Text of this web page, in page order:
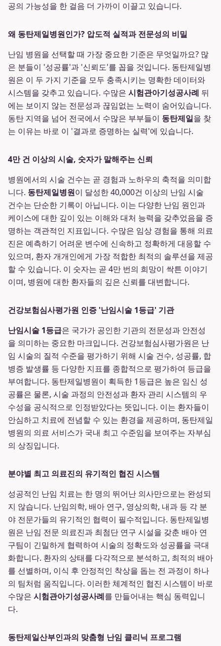
공의 가능성을 한 걸음 더 가까이 이끌고 있습니다.
왜 동탄제일병원인가? 압도적 실적과 전문성의 비밀
난임 병원을 선택할 때 가장 중요한 기준은 무엇일까요? 많
은 분들이 '성공률'과 '신뢰도'를 꼽을 것입니다. 동탄제일병
원은 이 두 가지 기준을 모두 충족시키는 명확한 데이터와
시스템을 갖추고 있습니다. 수많은 시험관아기성공사례 뒤
에는 보이지 않는 전문성과 끊임없는 노력이 숨어있습니다.
동탄 지역을 넘어 전국에서 수많은 부부들이 동탄제일을 찾
는 이유는 바로 이 '결과로 증명하는 실력'에 있습니다.
4만 건 이상의 시술, 숫자가 말해주는 신뢰
병원에서의 시술 건수는 곧 경험과 노하우의 축적을 의미합
니다. 동탄제일병원이 달성한 40,000건 이상의 난임 시술
건수는 단순한 기록이 아닙니다. 이는 다양한 난임 원인과
케이스에 대한 깊이 있는 이해와 대처 능력을 갖추었음을 증
명하는 객관적인 지표입니다. 수많은 임상 경험을 통해 의료
진은 예측하기 어려운 변수에 신속하고 정확하게 대응할 수
있으며, 환자 개개인에게 가장 적합한 최적의 솔루션을 제공
할 수 있습니다. 이 숫자는 곧 4만 번의 희망이 싹튼 이야기
이며, 병원에 대한 환자들의 깊은 신뢰를 대변합니다.
건강보험심사평가원 인증 '난임시술 1등급' 기관
난임시술 1등급은 국가가 공인한 기관의 전문성과 안전성
을 의미하는 중요한 마크입니다. 건강보험심사평가원은 난
임 시술의 질적 수준을 평가하기 위해 시술 건수, 성공률, 합
병증 발생률 등 다양한 지표를 종합적으로 평가하여 등급을
부여합니다. 동탄제일병원이 획득한 1등급은 높은 임신 성
공률은 물론, 시술 과정의 안전성과 환자 관리 시스템의 우
수성을 공식적으로 인정받았다는 뜻입니다. 이는 환자들이
안심하고 치료에 전념할 수 있는 환경을 제공하며, 동탄제일
병원의 의료 서비스가 국내 최고 수준임을 보여주는 자부심
의 상징입니다.
분야별 최고 의료진의 유기적인 협진 시스템
성공적인 난임 치료는 한 명의 뛰어난 의사만으로는 완성되
지 않습니다. 난임의학, 배아 연구, 영상의학, 내과 등 각 분
야 전문가들의 유기적인 협력이 필수적입니다. 동탄제일병
원은 난임 전문 의료진과 최첨단 연구 시설을 갖춘 배아 연
구팀이 긴밀하게 협력하여 시술의 정확도와 성공률을 극대
화합니다. 환자의 상태를 다각적으로 분석하고, 최적의 배아
를 선별하며, 이식 후 안정적인 착상을 돕는 전 과정이 하나
의 팀처럼 움직입니다. 이러한 체계적인 협진 시스템이 바로
수많은 시험관아기성공사례를 만들어내는 핵심 동력입니
다.
동탄제일산부인과의 맞춤형 난임 클리닉 프로그램